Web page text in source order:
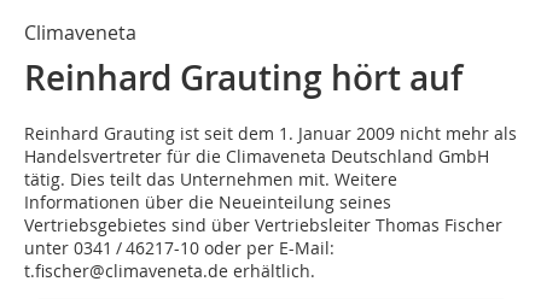
Climaveneta
Reinhard Grauting hört auf
Reinhard Grauting ist seit dem 1. Januar 2009 nicht mehr als
Handelsvertreter für die Clima­veneta Deutschland GmbH
tätig. Dies teilt das Unternehmen mit. Weitere
Informationen über die Neueinteilung seines
Vertriebsgebietes sind über Vertriebsleiter Thomas Fischer
unter 0341 / 46217-10 oder per E-Mail:
t.fischer@climaveneta.de erhältlich.